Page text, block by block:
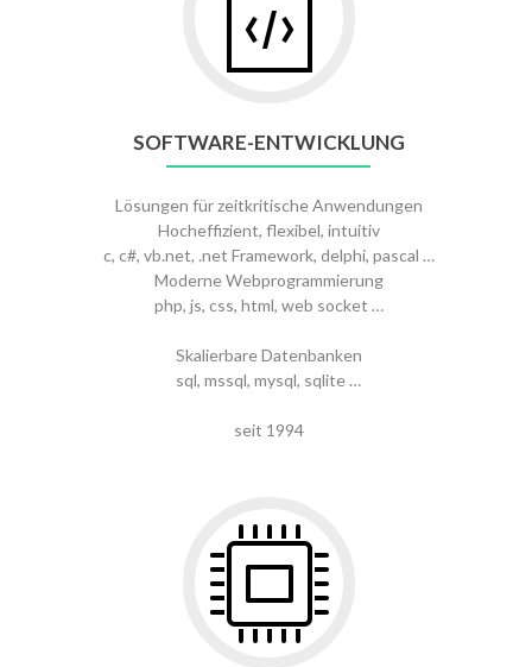
Software-
Entwicklung
SOFTWARE-ENTWICKLUNG
Lösungen für zeitkritische Anwendungen
Hocheffizient, flexibel, intuitiv
c, c#, vb.net, .net Framework, delphi, pascal …
Moderne Webprogrammierung
php, js, css, html, web socket …
Skalierbare Datenbanken
sql, mssql, mysql, sqlite …
seit 1994
Gehe
zu
Hardware-
Entwicklung